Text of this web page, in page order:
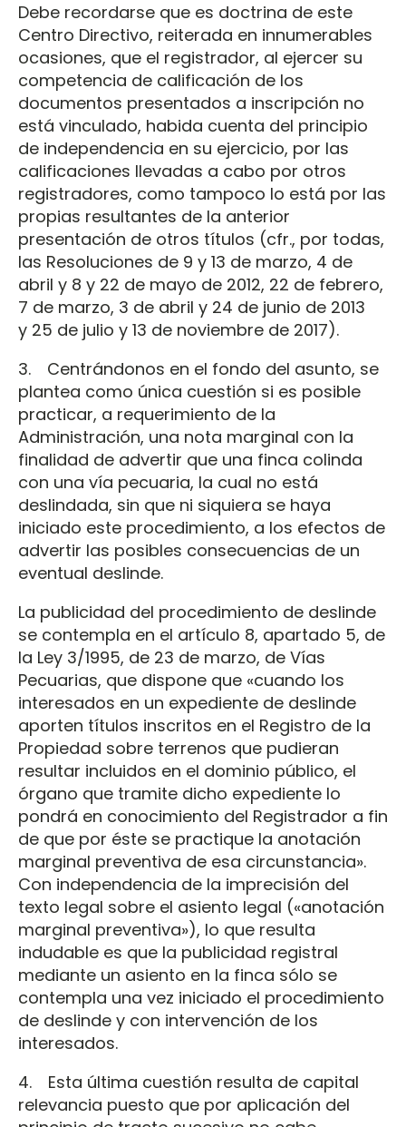
Debe recordarse que es doctrina de este
Centro Directivo, reiterada en innumerables
ocasiones, que el registrador, al ejercer su
competencia de calificación de los
documentos presentados a inscripción no
está vinculado, habida cuenta del principio
de independencia en su ejercicio, por las
calificaciones llevadas a cabo por otros
registradores, como tampoco lo está por las
propias resultantes de la anterior
presentación de otros títulos (cfr., por todas,
las Resoluciones de 9 y 13 de marzo, 4 de
abril y 8 y 22 de mayo de 2012, 22 de febrero,
7 de marzo, 3 de abril y 24 de junio de 2013
y 25 de julio y 13 de noviembre de 2017).
3. Centrándonos en el fondo del asunto, se
plantea como única cuestión si es posible
practicar, a requerimiento de la
Administración, una nota marginal con la
finalidad de advertir que una finca colinda
con una vía pecuaria, la cual no está
deslindada, sin que ni siquiera se haya
iniciado este procedimiento, a los efectos de
advertir las posibles consecuencias de un
eventual deslinde.
La publicidad del procedimiento de deslinde
se contempla en el artículo 8, apartado 5, de
la Ley 3/1995, de 23 de marzo, de Vías
Pecuarias, que dispone que «cuando los
interesados en un expediente de deslinde
aporten títulos inscritos en el Registro de la
Propiedad sobre terrenos que pudieran
resultar incluidos en el dominio público, el
órgano que tramite dicho expediente lo
pondrá en conocimiento del Registrador a fin
de que por éste se practique la anotación
marginal preventiva de esa circunstancia».
Con independencia de la imprecisión del
texto legal sobre el asiento legal («anotación
marginal preventiva»), lo que resulta
indudable es que la publicidad registral
mediante un asiento en la finca sólo se
contempla una vez iniciado el procedimiento
de deslinde y con intervención de los
interesados.
4. Esta última cuestión resulta de capital
relevancia puesto que por aplicación del